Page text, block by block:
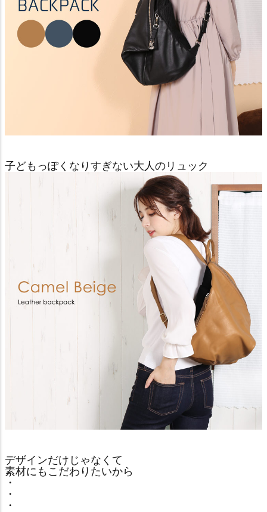
子どもっぽくなりすぎない大人のリュック
デザインだけじゃなくて
素材にもこだわりたいから
・
・
・